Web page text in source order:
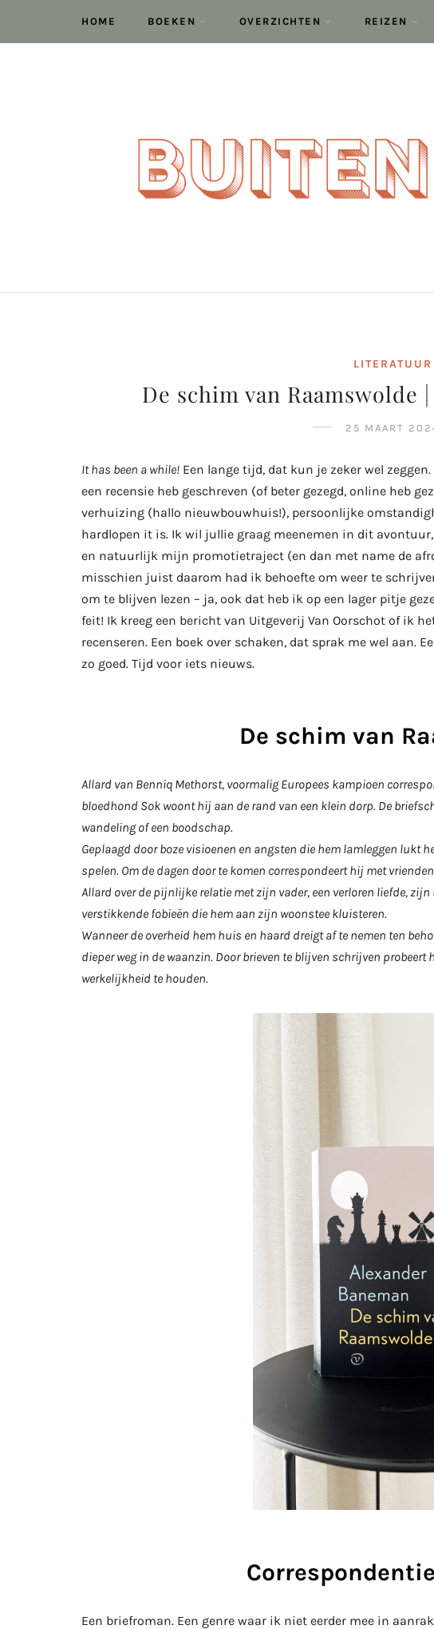
HOME BOEKEN OVERZICHTEN REIZEN
LITERATUUR
De schim van Raamswolde
25 MAART
It has been a while! Een lange tijd, dat kun je zeker wel
een recensie heb geschreven (of beter gezegd, online heb
verhuizing (hallo nieuwbouwhuis!), persoonlijke
hardlopen it is. Ik wil jullie graag meenemen in dit
en natuurlijk mijn promotietraject (en dan met name de
misschien juist daarom had ik behoefte om weer te
om te blijven lezen – ja, ook dat heb ik op een lager pitje
feit! Ik kreeg een bericht van Uitgeverij Van Oorschot of ik
recenseren. Een boek over schaken, dat sprak me wel aan.
zo goed. Tijd voor iets nieuws.
De schim van
Allard van Benniq Methorst, voormalig Europees kampioen
bloedhond Sok woont hij aan de rand van een klein dorp. De
wandeling of een boodschap.
Geplaagd door boze visioenen en angsten die hem lamleggen lukt
spelen. Om de dagen door te komen correspondeert hij met
Allard over de pijnlijke relatie met zijn vader, een verloren liefde,
verstikkende fobieën die hem aan zijn woonstee kluisteren.
Wanneer de overheid hem huis en haard dreigt af te nemen ten
dieper weg in de waanzin. Door brieven te blijven schrijven
werkelijkheid te houden.
Een briefroman. Een genre waar ik niet eerder mee in